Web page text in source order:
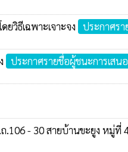
วิธีเฉพาะเจาะจง ประกาศร
ประกาศรายชื่อผู้ชนะการเสน
.106 - 30 สายบ้านขะยูง หมู่